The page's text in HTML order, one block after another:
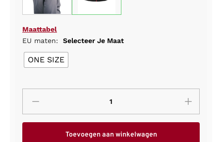
Maattabel
EU maten:
Selecteer Je Maat
ONE SIZE
Toevoegen aan winkelwagen